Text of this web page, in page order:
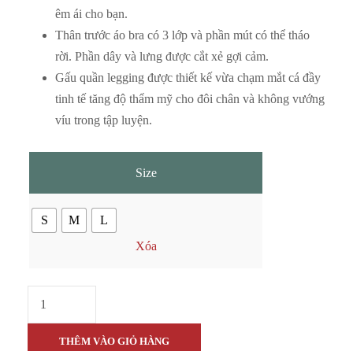
êm ái cho bạn.
Thân trước áo bra có 3 lớp và phần mút có thể tháo
rời. Phần dây và lưng được cắt xẻ gợi cảm.
Gấu quần legging được thiết kế vừa chạm mắt cá đầy
tinh tế tăng độ thẩm mỹ cho đôi chân và không vướng
víu trong tập luyện.
Size
S M
L
Xóa
THÊM VÀO GIỎ HÀNG